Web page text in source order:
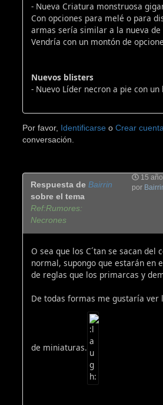
- Nueva Criatura monstruosa
Con opciones para melé o para
armas sería similar a la nueva
Vendría con un montón de
Nuevos blisters
- Nuevo Líder necron a pie con un
Por favor, Identificarse oCrear
conversación.
15
por
Respuesta deBairrin
sobre el tema
Ref:Rumores:
Necrones
O sea que los C´tan se sacan del
normal, supongo que estarán en
de reglas que los primarcas y
De todas formas me gustaría ver
de miniaturas.